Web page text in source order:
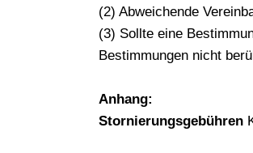
(2) Abweichende
(3) Sollte eine
Bestimmungen nicht
Anhang:
Stornierungsgebühren